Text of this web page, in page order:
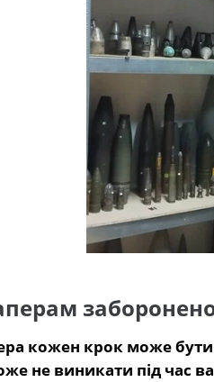
кожен крок може бути
не виникати під час